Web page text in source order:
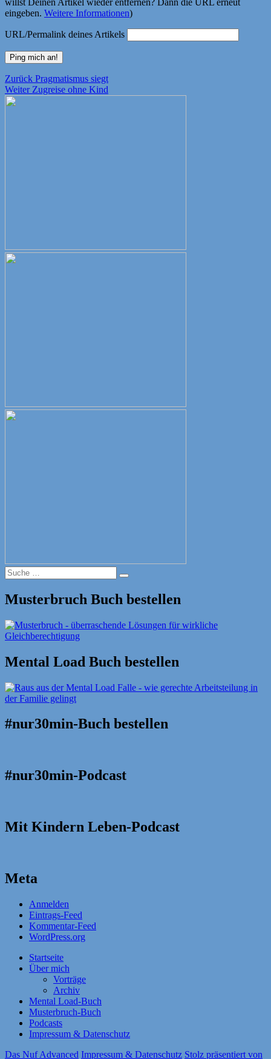
eingeben. Weitere Informationen)
URL/Permalink deines Artikels
Beitragsnavigation
Zurück Vorheriger
Beitrag:
Pragmatismus siegt
Weiter Nächster
Zugreise ohne Kind
Suche
nach:
Suche
Musterbruch Buch bestellen
Mental Load Buch bestellen
#nur30min-Buch bestellen
#nur30min-Podcast
Mit Kindern Leben-Podcast
Meta
Anmelden
Eintrags-Feed
Kommentar-Feed
WordPress.org
Startseite
Über mich
Vorträge
Archiv
Mental Load-Buch
Musterbruch-Buch
Podcasts
Impressum & Datenschutz
Das Nuf Advanced Impressum & Datenschutz Stolz präsentiert von